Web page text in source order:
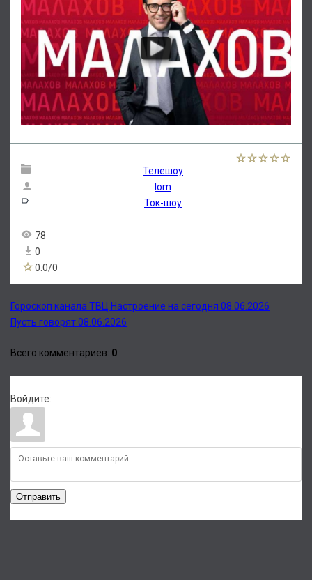
Телешоу
lom
Ток-шоу
78
0
0.0/0
Гороскоп канала ТВЦ Настроение на сегодня 08.06.2026
Пусть говорят 08.06.2026
Всего комментариев: 0
Войдите:
Отправить